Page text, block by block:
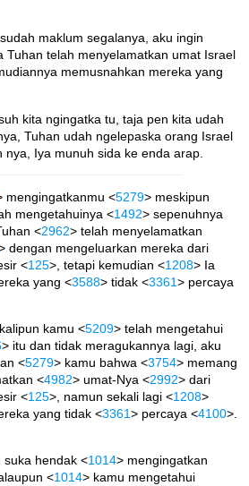
maklum segalanya, aku ingin
Tuhan telah menyelamatkan umat Israel
memusnahkan mereka yang
kita ngingatka tu, taja pen kita udah
Tuhan udah ngelepaska orang Israel
Iya munuh sida ke enda arap.
mengingatkanmu <5279> meskipun
mengetahuinya <1492> sepenuhnya
<2962> telah menyelamatkan
dengan mengeluarkan mereka dari
<125>, tetapi kemudian <1208> Ia
yang <3588> tidak <3361> percaya
kamu <5209> telah mengetahui
> itu dan tidak meragukannya lagi, aku
<5279> kamu bahwa <3754> memang
<4982> umat-Nya <2992> dari
<125>, namun sekali lagi <1208>
yang tidak <3361> percaya <4100>.
suka hendak <1014> mengingatkan
<1014> kamu mengetahui